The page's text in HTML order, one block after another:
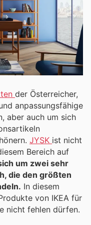
der Österreicher,
anpassungsfähige
aber auch um sich
JYSK ist nicht
Bereich auf
um zwei sehr
die den größten
von IKEA für
nicht fehlen dürfen.